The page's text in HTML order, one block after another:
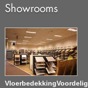
Showrooms
VloerbedekkingVoordelig